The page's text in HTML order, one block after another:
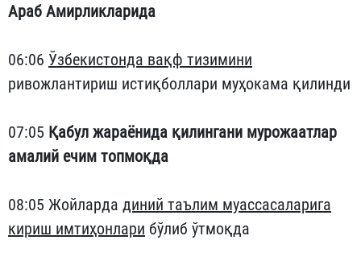
Араб Амирликларида
06:06 Ўзбекистонда вақф тизимини
ривожлантириш истиқболлари муҳокама қилинди
07:05 Қабул жараёнида қилингани мурожаатлар
амалий ечим топмоқда
08:05 Жойларда диний таълим муассасаларига
кириш имтиҳонлари бўлиб ўтмоқда